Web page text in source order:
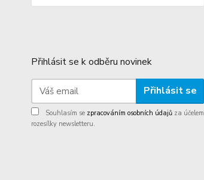
Přihlásit se k odběru novinek
Přihlásit se
Souhlasím se zpracováním osobních údajů za účelem
rozesílky newsletteru.